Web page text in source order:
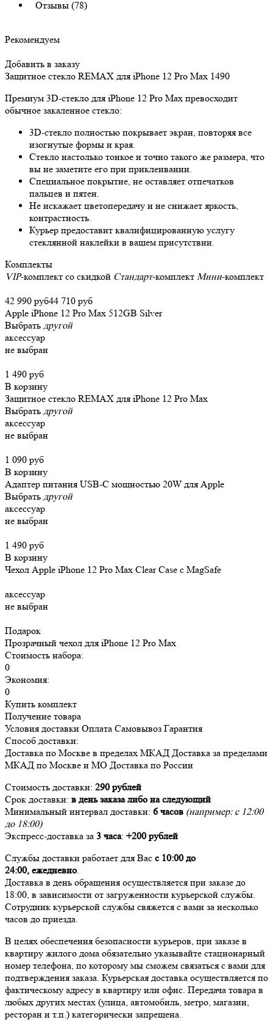
Отзывы (78)
Рекомендуем
Добавить в заказу
Защитное стекло REMAX для iPhone 12 Pro Max 1490
Премиум 3D-стекло для iPhone 12 Pro Max превосходит
обычное закаленное стекло:
3D-стекло полностью покрывает экран, повторяя все
изогнутые формы и края.
Стекло настолько тонкое и точно такого же размера, что
вы не заметите его при приклеивании.
Специальное покрытие, не оставляет отпечатков
пальцев и пятен.
Не искажает цветопередачу и не снижает яркость,
контрастность.
Курьер предоставит квалифицированную услугу
стеклянной наклейки в вашем присутствии.
Комплекты
VIP-комплект со скидкой Стандарт-комплект Мини-комплект
42 990 руб44 710 руб
Apple iPhone 12 Pro Max 512GB Silver
Выбрать другой
аксессуар
не выбран
1 490 руб
В корзину
Защитное стекло REMAX для iPhone 12 Pro Max
Выбрать другой
аксессуар
не выбран
1 090 руб
В корзину
Адаптер питания USB-C мощностью 20W для Apple
Выбрать другой
аксессуар
не выбран
1 490 руб
В корзину
Чехол Apple iPhone 12 Pro Max Clear Case c MagSafe
аксессуар
не выбран
Подарок
Прозрачный чехол для iPhone 12 Pro Max
Стоимость набора:
0
Экономия:
0
Купить комплект
Получение товара
Условия доставки Оплата Самовывоз Гарантия
Способ доставки:
Доставка по Москве в пределах МКАД Доставка за пределами
МКАД по Москве и МО Доставка по России
Стоимость доставки: 290 рублей
Срок доставки: в день заказа либо на следующий
Минимальный интервал доставки: 6 часов (например: с 12:00
до 18:00)
Экспресс-доставка за 3 часа: +200 рублей
Службы доставки работает для Вас с 10:00 до
24:00, ежедневно.
Доставка в день обращения осуществляется при заказе до
18:00, в зависимости от загруженности курьерской службы.
Сотрудник курьерской службы свяжется с вами за несколько
часов до приезда.
В целях обеспечения безопасности курьеров, при заказе в
квартиру жилого дома обязательно указывайте стационарный
номер телефона, по которому мы сможем связаться с вами для
подтверждения заказа. Курьерская доставка осуществляется по
фактическому адресу в квартиру или офис. Передача товара в
любых других местах (улица, автомобиль, метро, магазин,
ресторан и т.п.) категорически запрещена.